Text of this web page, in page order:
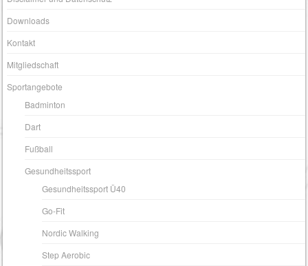
Downloads
Kontakt
Mitgliedschaft
Sportangebote
Badminton
Dart
Fußball
Gesundheitssport
Gesundheitssport Ü40
Go-Fit
Nordic Walking
Step Aerobic